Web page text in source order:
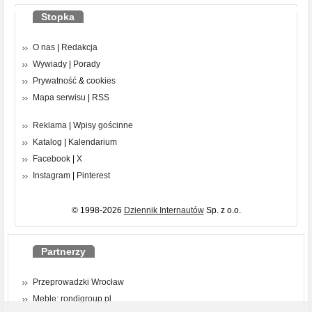
Stopka
O nas
Redakcja
Wywiady
Porady
Prywatność & cookies
Mapa serwisu
RSS
Reklama
Wpisy gościnne
Katalog
Kalendarium
Facebook
X
Instagram
Pinterest
© 1998-2026 Dziennik InternautówSp. z o.o.
Partnerzy
Przeprowadzki Wrocław
Meble: rondigroup.pl